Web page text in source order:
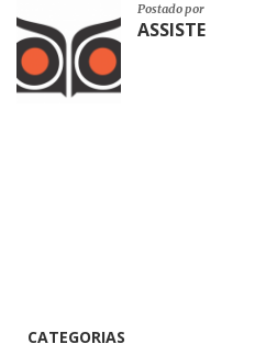
Postado por
ASSISTE
CATEGORIAS